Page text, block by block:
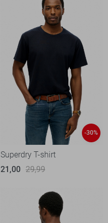
-30%
Superdry T-shirt
21,00 29,99